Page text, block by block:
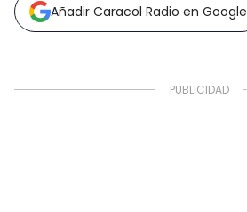
Añadir Caracol Radio en Google